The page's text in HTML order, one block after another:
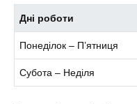
Дні роботи
Понеділок – П’ятниця
Субота – Неділя